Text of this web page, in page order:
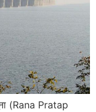
(Rana Pratap